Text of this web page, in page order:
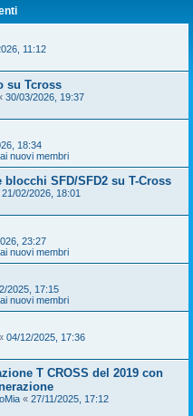
11:12
su Tcross
30/03/2026, 19:37
18:34
nuovi membri
SFD/SFD2 su T-Cross
21/02/2026, 18:01
23:27
nuovi membri
2025, 17:15
nuovi membri
04/12/2025, 17:36
T CROSS del 2019 con
« 27/11/2025, 17:12